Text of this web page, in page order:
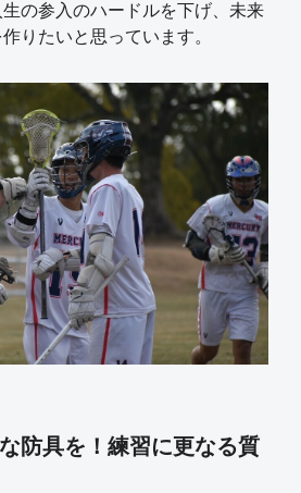
の参入のハードルを下げ、未来
りたいと思っています。
防具を！練習に更なる質